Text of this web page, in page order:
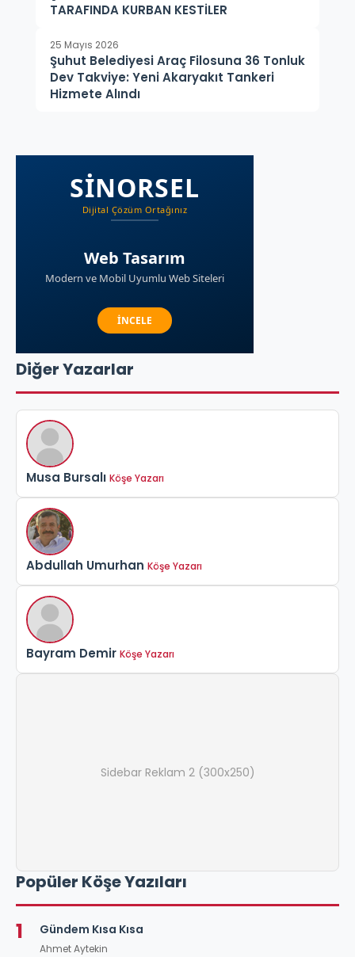
TARAFINDA KURBAN KESTİLER
25 Mayıs 2026
Şuhut Belediyesi Araç Filosuna 36 Tonluk
Dev Takviye: Yeni Akaryakıt Tankeri
Hizmete Alındı
Diğer Yazarlar
Musa Bursalı Köşe Yazarı
Abdullah Umurhan Köşe Yazarı
Bayram Demir Köşe Yazarı
Sidebar Reklam 2 (300x250)
Popüler Köşe Yazıları
1 Gündem Kısa Kısa
Ahmet Aytekin